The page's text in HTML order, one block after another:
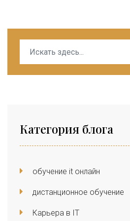
Категория блога
обучение it онлайн
дистанционное обучение
Карьера в IT